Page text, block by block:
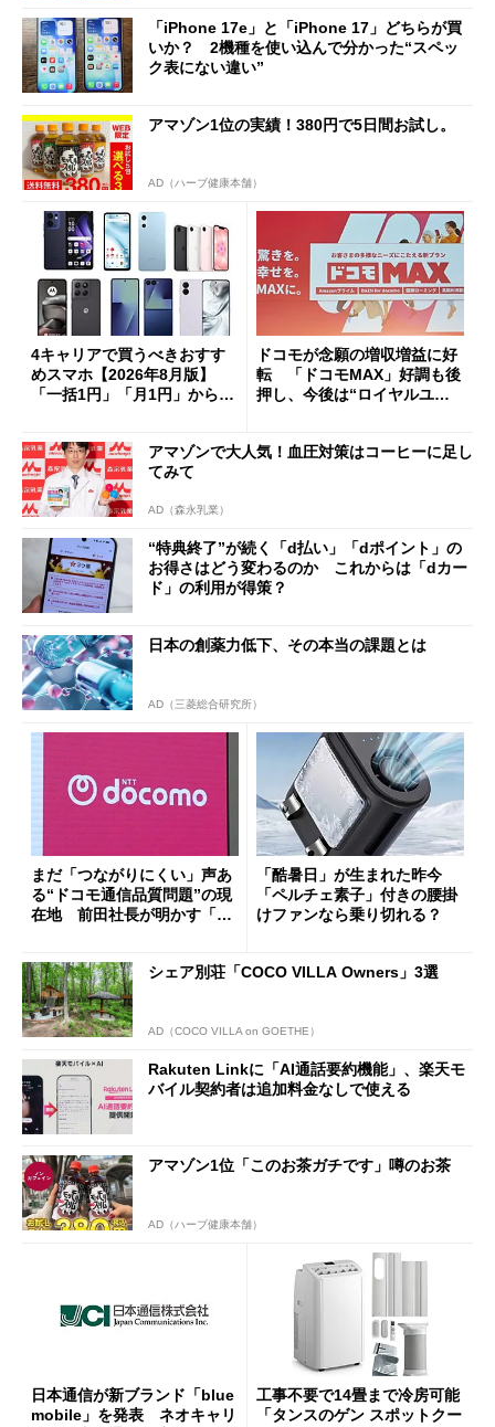
「iPhone 17e」と「iPhone 17」どちらが買
いか？ 2機種を使い込んで分かった“スペッ
ク表にない違い”
アマゾン1位の実績！380円で5日間お試し。
AD（ハーブ健康本舗）
4キャリアで買うべきおすす
めスマホ【2026年8月版】
「一括1円」「月1円」からお
ドコモが念願の増収増益に好
転 「ドコモMAX」好調も後
押し、今後は“ロイヤルユー
アマゾンで大人気！血圧対策はコーヒーに足し
てみて
AD（森永乳業）
“特典終了”が続く「d払い」「dポイント」の
お得さはどう変わるのか これからは「dカー
ド」の利用が得策？
日本の創薬力低下、その本当の課題とは
AD（三菱総合研究所）
まだ「つながりにくい」声あ
る“ドコモ通信品質問題”の現
在地 前田社長が明かす「道
「酷暑日」が生まれた昨今
「ペルチェ素子」付きの腰掛
けファンなら乗り切れる？
シェア別荘「COCO VILLA Owners」3選
AD（COCO VILLA on GOETHE）
Rakuten Linkに「AI通話要約機能」、楽天モ
バイル契約者は追加料金なしで使える
アマゾン1位「このお茶ガチです」噂のお茶
AD（ハーブ健康本舗）
日本通信が新ブランド「blue
mobile」を発表 ネオキャリ
工事不要で14畳まで冷房可能
「タンスのゲン スポットクー